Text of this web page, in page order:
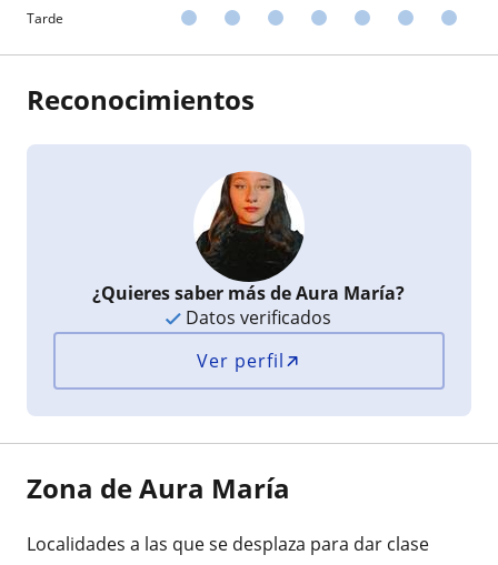
Tarde
Reconocimientos
¿Quieres saber más de Aura María?
Datos verificados
Ver perfil
Zona de Aura María
Localidades a las que se desplaza para dar clase